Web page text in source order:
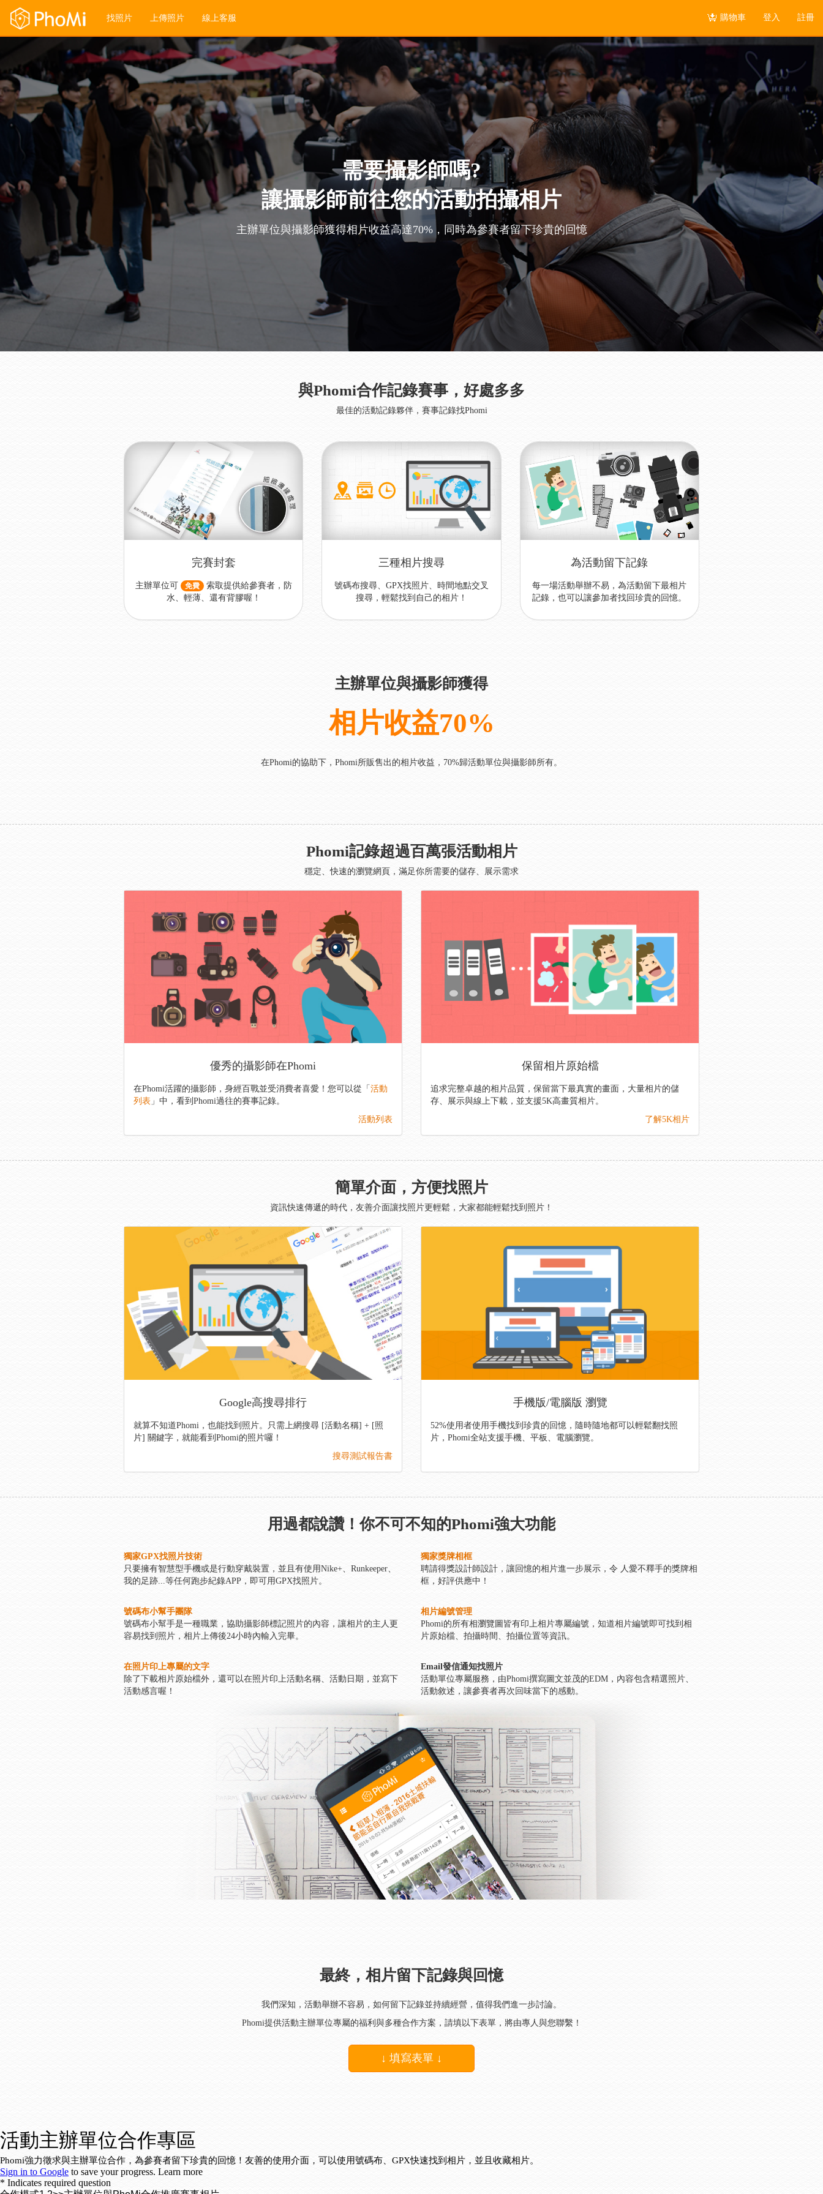
找照片 上傳照片 線上客服 購物車 登入 註冊
需要攝影師嗎?
讓攝影師前往您的活動拍攝相片
主辦單位與攝影師獲得相片收益高達70%，同時為參賽者留下珍貴的回憶
與Phomi合作記錄賽事，好處多多
最佳的活動記錄夥伴，賽事記錄找Phomi
完賽封套
主辦單位可 免費 索取提供給參賽者，防
水、輕薄、還有背膠喔！
三種相片搜尋
號碼布搜尋、GPX找照片、時間地點交叉
搜尋，輕鬆找到自己的相片！
為活動留下記錄
每一場活動舉辦不易，為活動留下最相片
記錄，也可以讓參加者找回珍貴的回憶。
主辦單位與攝影師獲得
相片收益70%
在Phomi的協助下，Phomi所販售出的相片收益，70%歸活動單位與攝影師所有。
Phomi記錄超過百萬張活動相片
穩定、快速的瀏覽網頁，滿足你所需要的儲存、展示需求
優秀的攝影師在Phomi
在Phomi活躍的攝影師，身經百戰並受消費者喜愛！您可以從「 活動
列表 」中，看到Phomi過往的賽事記錄。
活動列表
保留相片原始檔
追求完整卓越的相片品質，保留當下最真實的畫面，大量相片的儲
存、展示與線上下載，並支援5K高畫質相片。
了解5K相片
簡單介面，方便找照片
資訊快速傳遞的時代，友善介面讓找照片更輕鬆，大家都能輕鬆找到照片！
Google高搜尋排行
就算不知道Phomi，也能找到照片。只需上網搜尋 [活動名稱] + [照
片] 關鍵字，就能看到Phomi的照片囉！
搜尋測試報告書
手機版/電腦版 瀏覽
52%使用者使用手機找到珍貴的回憶，隨時隨地都可以輕鬆翻找照
片，Phomi全站支援手機、平板、電腦瀏覽。
用過都說讚！你不可不知的Phomi強大功能
獨家GPX找照片技術
只要擁有智慧型手機或是行動穿戴裝置，並且有使用Nike+、Runkeeper、
我的足跡...等任何跑步紀錄APP，即可用GPX找照片。
號碼布小幫手團隊
號碼布小幫手是一種職業，協助攝影師標記照片的內容，讓相片的主人更
容易找到照片，相片上傳後24小時內輸入完畢。
在照片印上專屬的文字
除了下載相片原始檔外，還可以在照片印上活動名稱、活動日期，並寫下
活動感言喔！
獨家獎牌相框
聘請得獎設計師設計，讓回憶的相片進一步展示，令 人愛不釋手的獎牌相
框，好評供應中！
相片編號管理
Phomi的所有相瀏覽圖皆有印上相片專屬編號，知道相片編號即可找到相
片原始檔、拍攝時間、拍攝位置等資訊。
Email發信通知找照片
活動單位專屬服務，由Phomi撰寫圖文並茂的EDM，內容包含精選照片、
活動敘述，讓參賽者再次回味當下的感動。
最終，相片留下記錄與回憶
我們深知，活動舉辦不容易，如何留下記錄並持續經營，值得我們進一步討論。
Phomi提供活動主辦單位專屬的福利與多種合作方案，請填以下表單，將由專人與您聯繫！
↓ 填寫表單 ↓